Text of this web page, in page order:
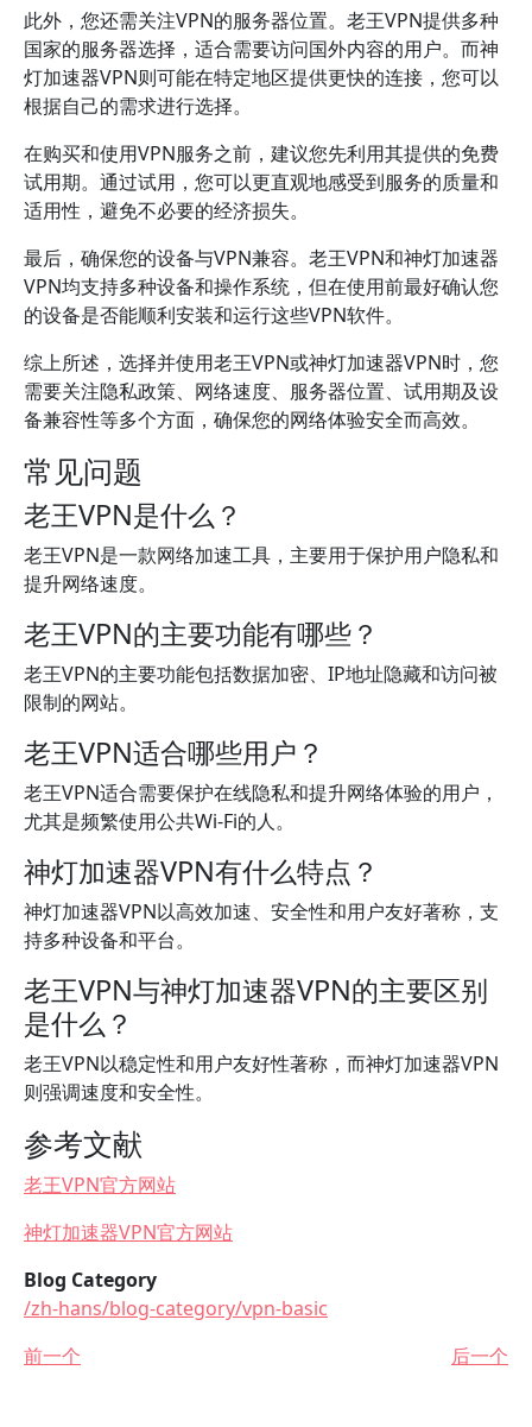
此外，您还需关注VPN的服务器位置。老王VPN提供多种
国家的服务器选择，适合需要访问国外内容的用户。而神
灯加速器VPN则可能在特定地区提供更快的连接，您可以
根据自己的需求进行选择。
在购买和使用VPN服务之前，建议您先利用其提供的免费
试用期。通过试用，您可以更直观地感受到服务的质量和
适用性，避免不必要的经济损失。
最后，确保您的设备与VPN兼容。老王VPN和神灯加速器
VPN均支持多种设备和操作系统，但在使用前最好确认您
的设备是否能顺利安装和运行这些VPN软件。
综上所述，选择并使用老王VPN或神灯加速器VPN时，您
需要关注隐私政策、网络速度、服务器位置、试用期及设
备兼容性等多个方面，确保您的网络体验安全而高效。
常见问题
老王VPN是什么？
老王VPN是一款网络加速工具，主要用于保护用户隐私和
提升网络速度。
老王VPN的主要功能有哪些？
老王VPN的主要功能包括数据加密、IP地址隐藏和访问被
限制的网站。
老王VPN适合哪些用户？
老王VPN适合需要保护在线隐私和提升网络体验的用户，
尤其是频繁使用公共Wi-Fi的人。
神灯加速器VPN有什么特点？
神灯加速器VPN以高效加速、安全性和用户友好著称，支
持多种设备和平台。
老王VPN与神灯加速器VPN的主要区别
是什么？
老王VPN以稳定性和用户友好性著称，而神灯加速器VPN
则强调速度和安全性。
参考文献
老王VPN官方网站
神灯加速器VPN官方网站
Blog Category
/zh-hans/blog-category/vpn-basic
前一个
后一个